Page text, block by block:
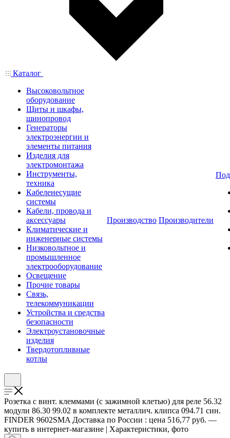
Каталог
Высоковольтное
оборудование
Щиты и шкафы,
шинопровод
Генераторы
электроэнергии и
элементы питания
Изделия для
электромонтажа
Инструменты,
техника
Кабеленесущие
системы
Кабели, провода и
аксессуары
Климатические и
инженерные системы
Низковольтное и
промышленное
электрооборудование
Освещение
Прочие товары
Связь,
телекоммуникации
Устройства и средства
безопасности
Электроустановочные
изделия
Твердотопливные
котлы
Производство Производители
Розетка с винт. клеммами (с зажимной клетью) для реле 56.32
модули 86.30 99.02 в комплекте металлич. клипса 094.71 син.
FINDER 9602SMA Доставка по России : цена 516,77 руб. —
купить в интернет-магазине | Характеристики, фото